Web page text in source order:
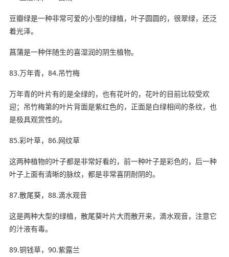
豆瓣绿是一种非常可爱的小型的绿植，叶子圆圆的，很翠绿，还泛
着光泽。
菖蒲是一种伴随生的喜湿润的阴生植物。
83.万年青，84.吊竹梅
万年青的叶片有的是全绿的，也有花叶的，花叶的目前比较受欢
迎；吊竹梅第的叶片背面是紫红色的，正面是白绿相间的条纹，也
是极具观赏性的。
85.彩叶草，86.网纹草
这两种植物的叶子都是非常好看的，前一种叶子是彩色的，后一种
叶子上面有清晰的脉纹，都是非常喜阴耐阴的。
87.散尾葵，88.滴水观音
这是两种大型的绿植，散尾葵叶片大而散开来，滴水观音，注意它
的汁液有毒。
89.铜钱草，90.紫露兰